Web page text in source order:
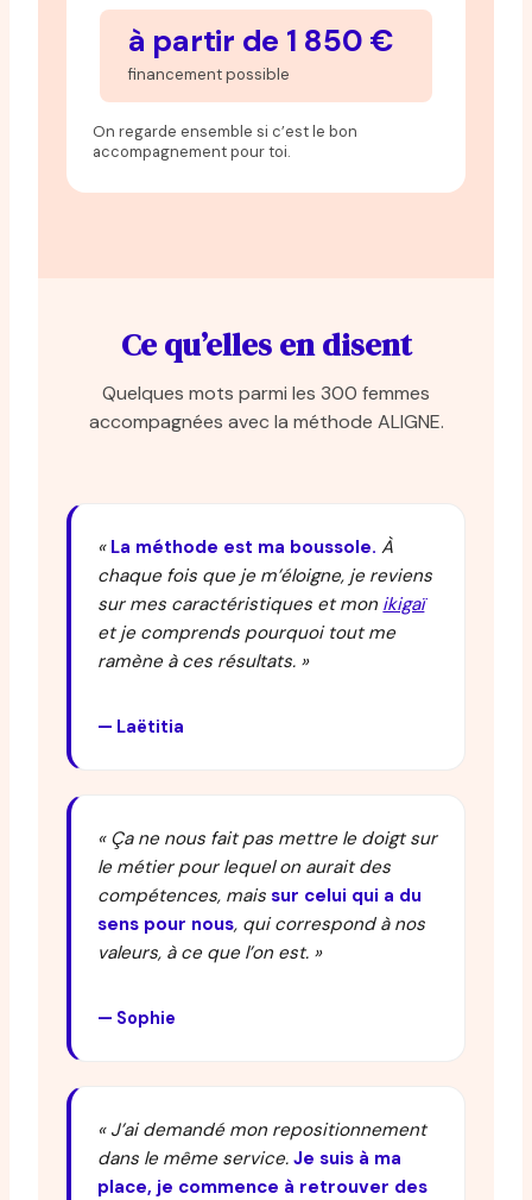
à partir de 1 850 €
financement possible
On regarde ensemble si c’est le bon
accompagnement pour toi.
Ce qu’elles en disent
Quelques mots parmi les 300 femmes
accompagnées avec la méthode ALIGNE.
« La méthode est ma boussole. À
chaque fois que je m’éloigne, je reviens
sur mes caractéristiques et mon ikigaï
et je comprends pourquoi tout me
ramène à ces résultats. »
— Laëtitia
« Ça ne nous fait pas mettre le doigt sur
le métier pour lequel on aurait des
compétences, maissur celui qui a du
sens pour nous, qui correspond à nos
valeurs, à ce que l’on est. »
— Sophie
« J’ai demandé mon repositionnement
dans le même service.Je suis à ma
place, je commence à retrouver des